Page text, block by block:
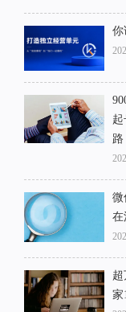
你
路
微
在
家